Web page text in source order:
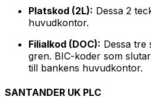
Platskod (2L): Dessa 2
huvudkontor.
Filialkod (DOC): Dessa tre
gren. BIC-koder som
till bankens huvudkontor.
SANTANDER UK PLC